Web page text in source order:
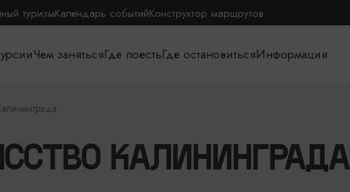
туризмКалендарь событийКонструктор маршрутов
Чем занятьсяГде поестьГде остановитьсяИнформация
КАЛИНИНГРАДА